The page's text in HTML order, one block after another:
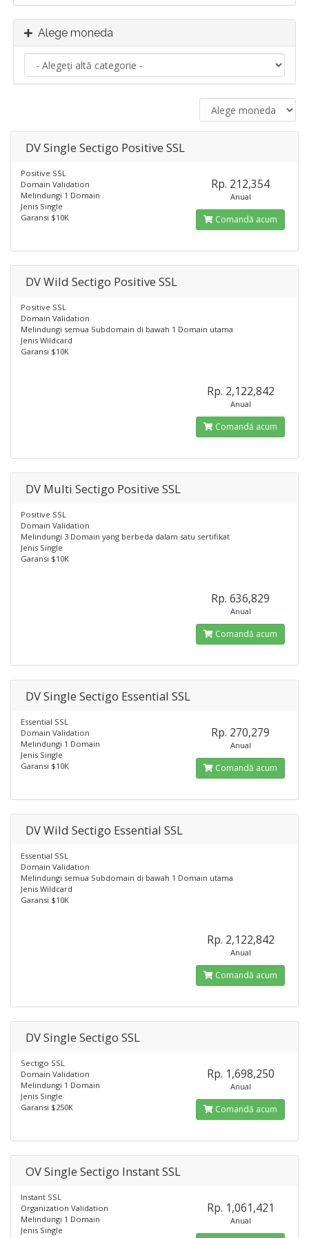
Alege moneda
DV Single Sectigo Positive SSL
Positive SSL
Domain Validation
Melindungi 1 Domain
Jenis Single
Garansi $10K
Rp. 212,354
Anual
Comandă acum
DV Wild Sectigo Positive SSL
Positive SSL
Domain Validation
Melindungi semua Subdomain di bawah 1 Domain utama
Jenis Wildcard
Garansi $10K
Rp. 2,122,842
Anual
Comandă acum
DV Multi Sectigo Positive SSL
Positive SSL
Domain Validation
Melindungi 3 Domain yang berbeda dalam satu sertifikat
Jenis Single
Garansi $10K
Rp. 636,829
Anual
Comandă acum
DV Single Sectigo Essential SSL
Essential SSL
Domain Validation
Melindungi 1 Domain
Jenis Single
Garansi $10K
Rp. 270,279
Anual
Comandă acum
DV Wild Sectigo Essential SSL
Essential SSL
Domain Validation
Melindungi semua Subdomain di bawah 1 Domain utama
Jenis Wildcard
Garansi $10K
Rp. 2,122,842
Anual
Comandă acum
DV Single Sectigo SSL
Sectigo SSL
Domain Validation
Melindungi 1 Domain
Jenis Single
Garansi $250K
Rp. 1,698,250
Anual
Comandă acum
OV Single Sectigo Instant SSL
Instant SSL
Organization Validation
Melindungi 1 Domain
Jenis Single
Rp. 1,061,421
Anual